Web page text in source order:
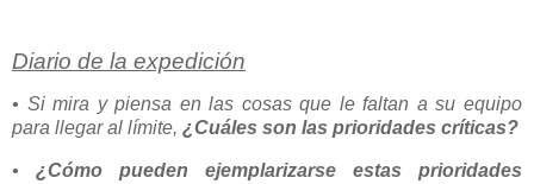
Diario de la expedición
• Si mira y piensa en las cosas que le faltan a su equipo
para llegar al límite, ¿Cuáles son las prioridades críticas?
• ¿Cómo pueden ejemplarizarse estas prioridades